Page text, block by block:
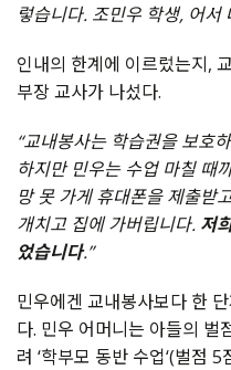
렇습니다. 조민우 학생, 어서
인내의 한계에 이르렀는지,
부장 교사가 나섰다.
“교내봉사는 학습권을 보호
하지만 민우는 수업 마칠 때
망 못 가게 휴대폰을 제출받
개치고 집에 가버립니다. 저
었습니다.”
민우에겐 교내봉사보다 한
다. 민우 어머니는 아들의 벌
려 ‘학부모 동반 수업‘(벌점